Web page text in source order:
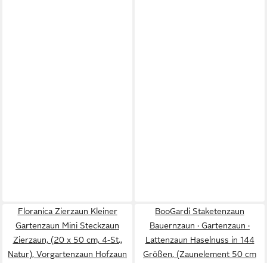
Floranica Zierzaun Kleiner
Gartenzaun Mini Steckzaun
Zierzaun, (20 x 50 cm, 4-St.,
Natur), Vorgartenzaun Hofzaun
BooGardi Staketenzaun
Bauernzaun · Gartenzaun ·
Lattenzaun Haselnuss in 144
Größen, (Zaunelement 50 cm